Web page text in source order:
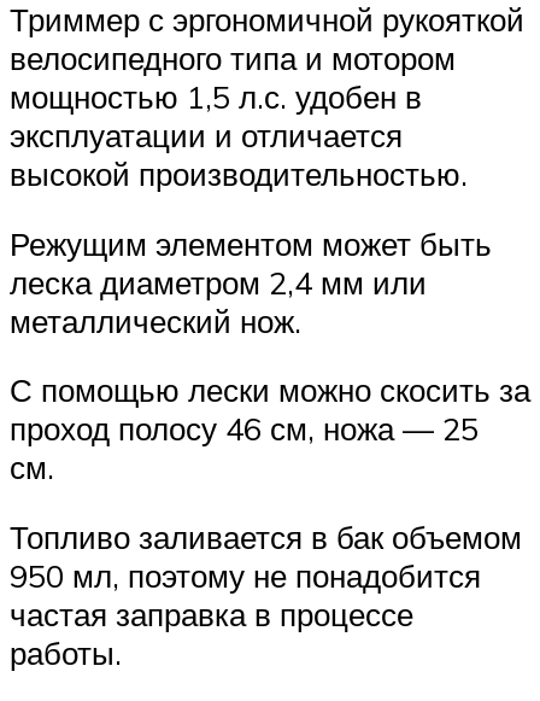
Триммер с эргономичной рукояткой
велосипедного типа и мотором
мощностью 1,5 л.с. удобен в
эксплуатации и отличается
высокой производительностью.
Режущим элементом может быть
леска диаметром 2,4 мм или
металлический нож.
С помощью лески можно скосить за
проход полосу 46 см, ножа — 25
см.
Топливо заливается в бак объемом
950 мл, поэтому не понадобится
частая заправка в процессе
работы.